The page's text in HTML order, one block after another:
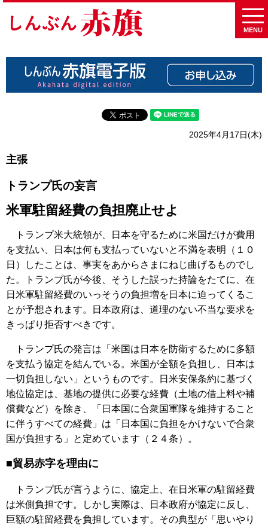
MENU
2025年4月17日(木)
主張
トランプ氏の妄言
米軍駐留経費の負担廃止せよ
トランプ米大統領が、日本を守るために米国だけが費用
を支払い、日本は何も支払っていないと不満を表明（１０
日）したことは、事実をあからさまにねじ曲げるものでし
た。トランプ氏が今後、そうした誤った持論をたてに、在
日米軍駐留経費のいっそうの負担増を日本に迫ってくるこ
とが予想されます。日本政府は、道理のない不当な要求を
きっぱり拒否すべきです。
トランプ氏の発言は「米国は日本を防衛するために多額
を支払う協定を結んでいる。米国が全額を負担し、日本は
一切負担しない」というものです。日米安保条約に基づく
地位協定は、基地の提供に必要な経費（土地の借上料や補
償費など）を除き、「日本国に合衆国軍隊を維持すること
に伴うすべての経費」は「日本国に負担をかけないで合衆
国が負担する」と定めています（２４条）。
■貿易赤字を理由に
トランプ氏が言うように、協定上、在日米軍の駐留経費
は米側負担です。しかし実際は、日本政府が協定に反し、
巨額の駐留経費を負担しています。その典型が「思いやり